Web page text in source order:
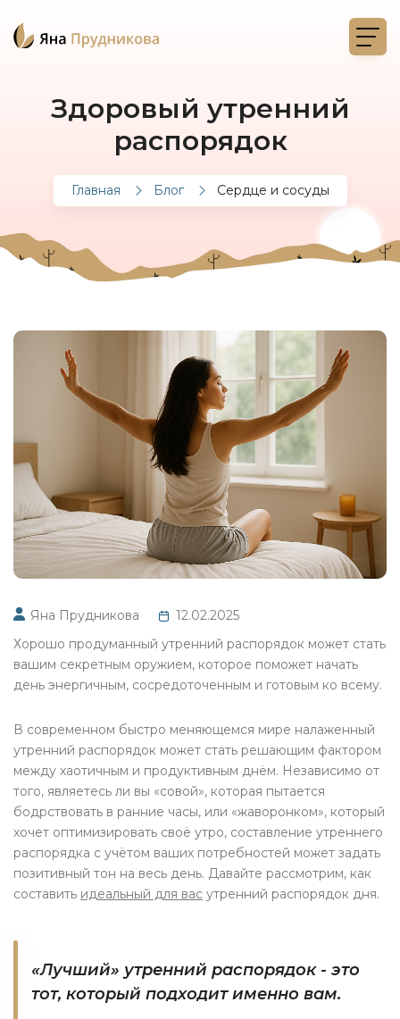
Здоровый утренний
распорядок
Главная Блог Сердце и сосуды
Яна Прудникова
12.02.2025
Хорошо продуманный утренний распорядок может стать
вашим секретным оружием, которое поможет начать
день энергичным, сосредоточенным и готовым ко всему.
В современном быстро меняющемся мире налаженный
утренний распорядок может стать решающим фактором
между хаотичным и продуктивным днём. Независимо от
того, являетесь ли вы «совой», которая пытается
бодрствовать в ранние часы, или «жаворонком», который
хочет оптимизировать своё утро, составление утреннего
распорядка с учётом ваших потребностей может задать
позитивный тон на весь день. Давайте рассмотрим, как
составить идеальный для вас утренний распорядок дня.
«Лучший» утренний распорядок - это
тот, который подходит именно вам.